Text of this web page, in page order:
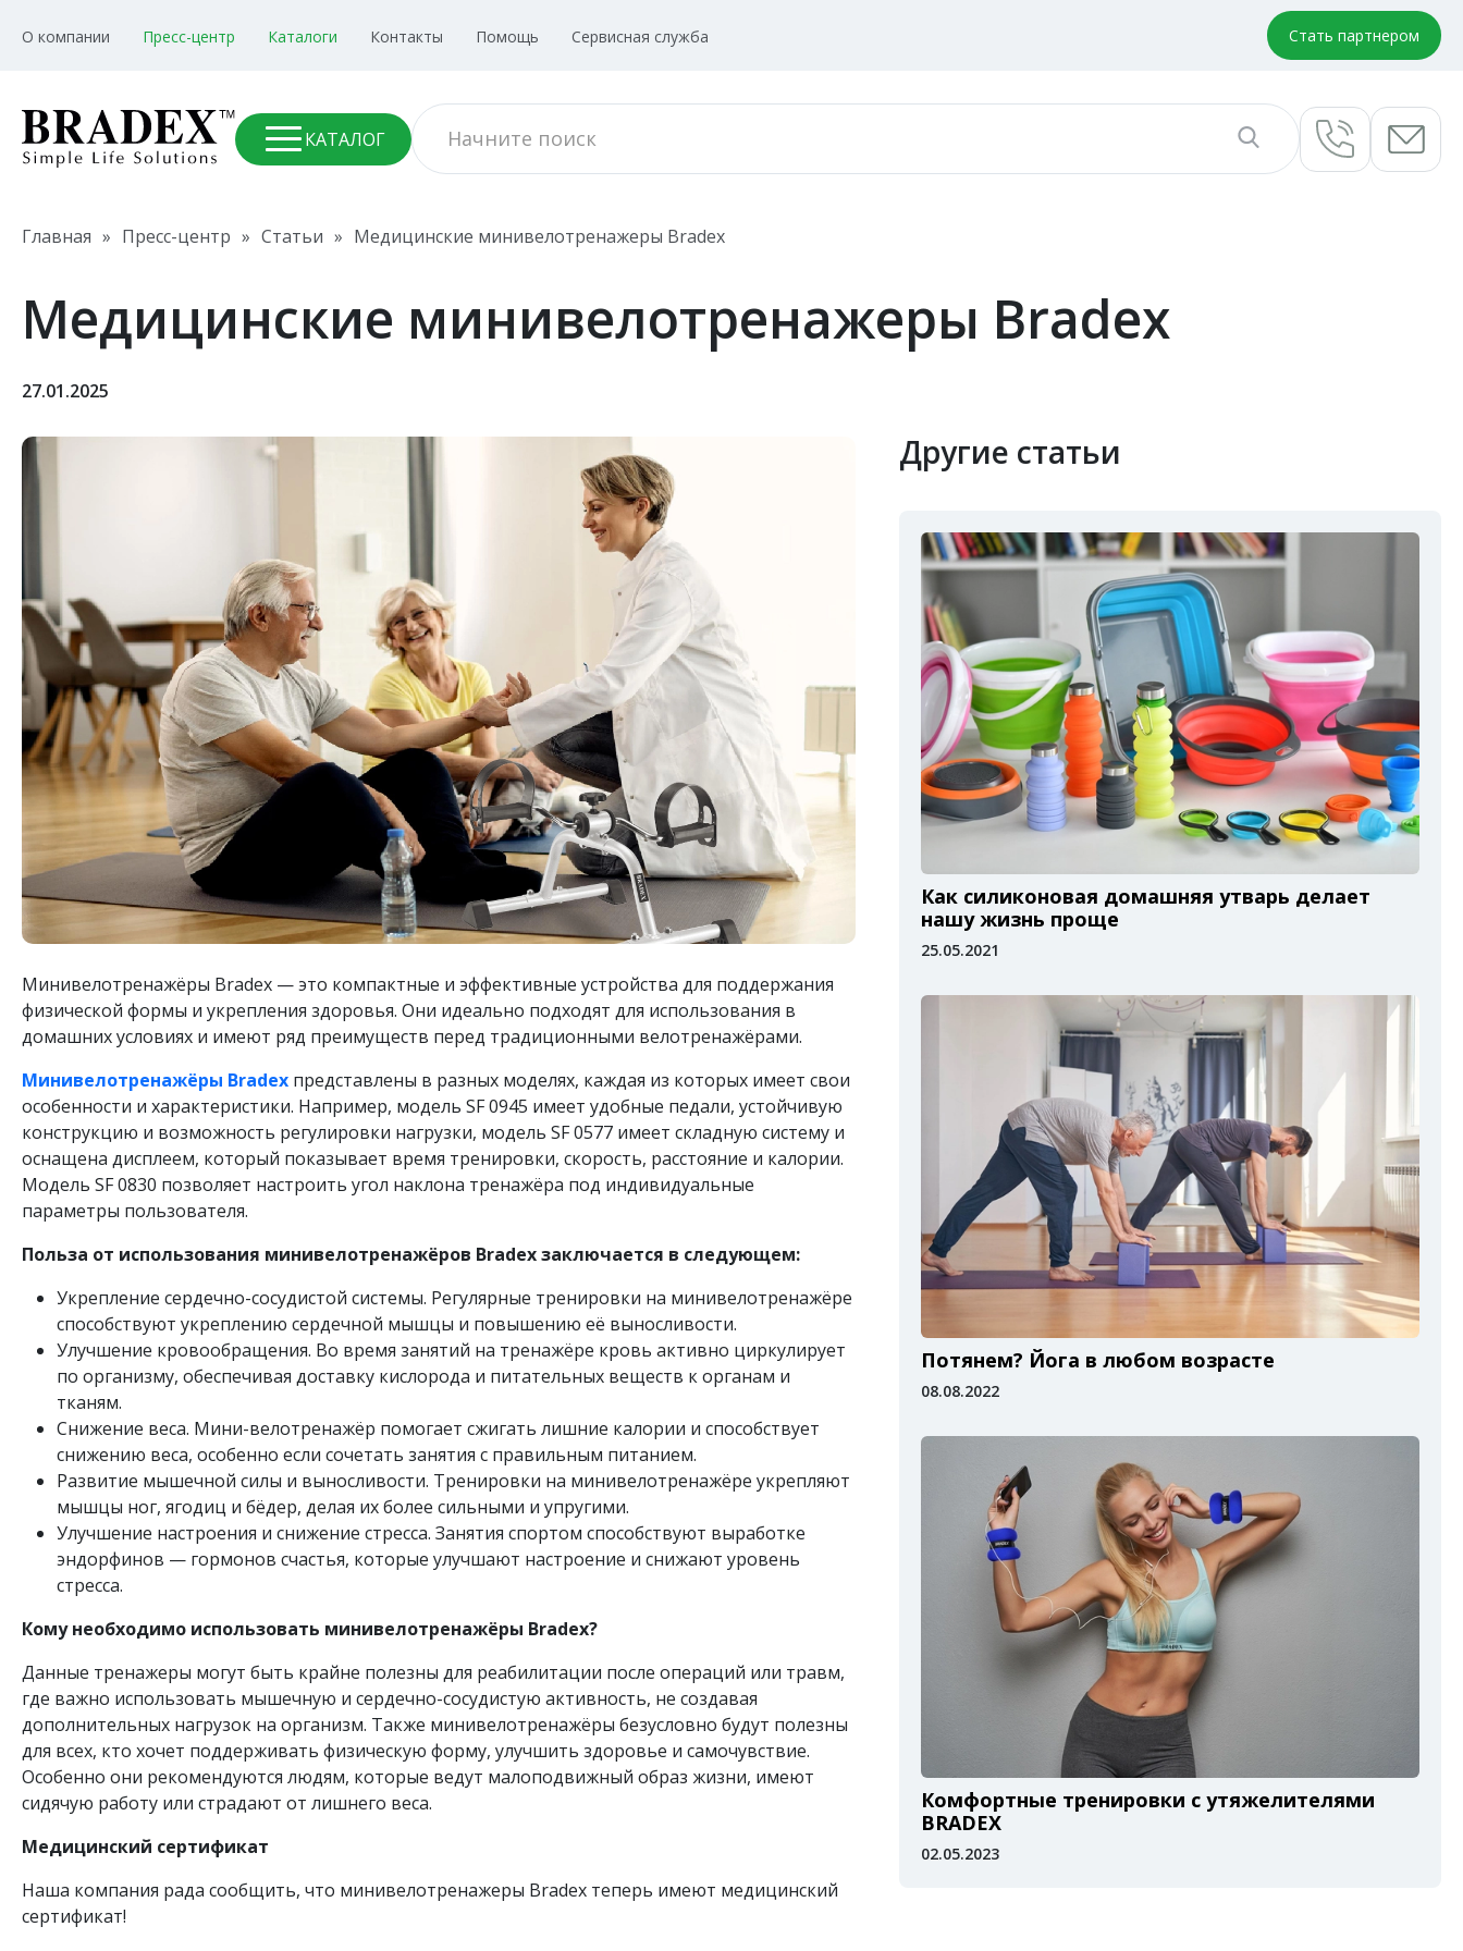
О компании Пресс-центр Каталоги Контакты Помощь Сервисная служба Стать партнером
КАТАЛОГ
Главная » Пресс-центр » Статьи » Медицинские минивелотренажеры Bradex
Медицинские минивелотренажеры Bradex
27.01.2025
Минивелотренажёры Bradex — это компактные и эффективные устройства для поддержания
физической формы и укрепления здоровья. Они идеально подходят для использования в
домашних условиях и имеют ряд преимуществ перед традиционными велотренажёрами.
Минивелотренажёры Bradex представлены в разных моделях, каждая из которых имеет свои
особенности и характеристики. Например, модель SF 0945 имеет удобные педали, устойчивую
конструкцию и возможность регулировки нагрузки, модель SF 0577 имеет складную систему и
оснащена дисплеем, который показывает время тренировки, скорость, расстояние и калории.
Модель SF 0830 позволяет настроить угол наклона тренажёра под индивидуальные
параметры пользователя.
Польза от использования минивелотренажёров Bradex заключается в следующем:
Укрепление сердечно-сосудистой системы. Регулярные тренировки на минивелотренажёре
способствуют укреплению сердечной мышцы и повышению её выносливости.
Улучшение кровообращения. Во время занятий на тренажёре кровь активно циркулирует
по организму, обеспечивая доставку кислорода и питательных веществ к органам и
тканям.
Снижение веса. Мини-велотренажёр помогает сжигать лишние калории и способствует
снижению веса, особенно если сочетать занятия с правильным питанием.
Развитие мышечной силы и выносливости. Тренировки на минивелотренажёре укрепляют
мышцы ног, ягодиц и бёдер, делая их более сильными и упругими.
Улучшение настроения и снижение стресса. Занятия спортом способствуют выработке
эндорфинов — гормонов счастья, которые улучшают настроение и снижают уровень
стресса.
Кому необходимо использовать минивелотренажёры Bradex?
Данные тренажеры могут быть крайне полезны для реабилитации после операций или травм,
где важно использовать мышечную и сердечно-сосудистую активность, не создавая
дополнительных нагрузок на организм. Также минивелотренажёры безусловно будут полезны
для всех, кто хочет поддерживать физическую форму, улучшить здоровье и самочувствие.
Особенно они рекомендуются людям, которые ведут малоподвижный образ жизни, имеют
сидячую работу или страдают от лишнего веса.
Медицинский сертификат
Наша компания рада сообщить, что минивелотренажеры Bradex теперь имеют медицинский
сертификат!
Другие статьи
Как силиконовая домашняя утварь делает
нашу жизнь проще
25.05.2021
Потянем? Йога в любом возрасте
08.08.2022
Комфортные тренировки с утяжелителями
BRADEX
02.05.2023